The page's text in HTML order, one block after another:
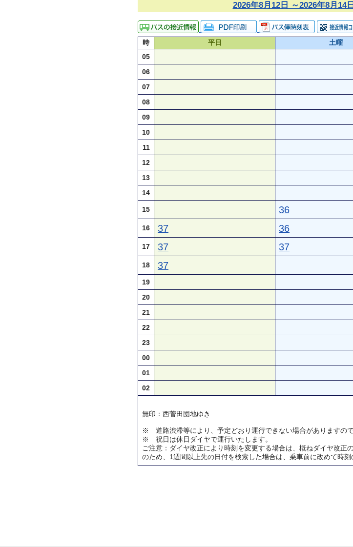
2026年8月12日 ～2026年8月14
時 平日 土曜
05
06
07
08
09
10
11
12
13
14
15 36
16 37 36
17 37 37
18 37
19
20
21
22
23
00
01
02
無印：西菅田団地ゆき
※ 道路渋滞等により、予定どおり運行できない場合がありますので
※ 祝日は休日ダイヤで運行いたします。
ご注意：ダイヤ改正により時刻を変更する場合は、概ねダイヤ改正
のため、1週間以上先の日付を検索した場合は、乗車前に改めて時刻